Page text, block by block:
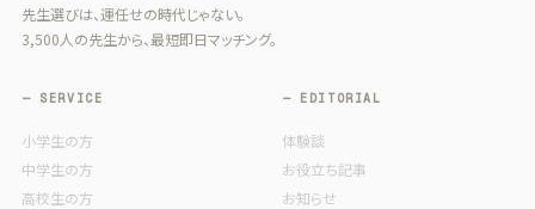
先生選びは、運任せの時代じゃない。
3,500人の先生から、最短即日マッチング。
— SERVICE
小学生の方
中学生の方
高校生の方
— EDITORIAL
体験談
お役立ち記事
お知らせ